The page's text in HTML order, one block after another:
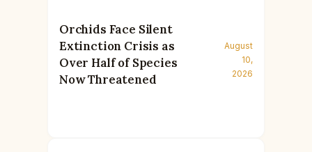
Orchids Face Silent
Extinction Crisis as
Over Half of Species
Now Threatened
August
10,
2026